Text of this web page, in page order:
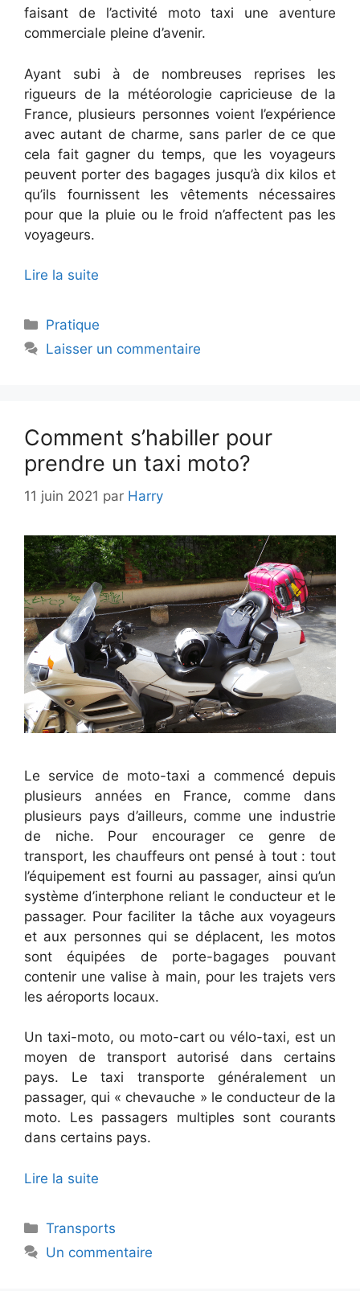
faisant de l’activité moto taxi une aventure
commerciale pleine d’avenir.
Ayant subi à de nombreuses reprises les
rigueurs de la météorologie capricieuse de la
France, plusieurs personnes voient l’expérience
avec autant de charme, sans parler de ce que
cela fait gagner du temps, que les voyageurs
peuvent porter des bagages jusqu’à dix kilos et
qu’ils fournissent les vêtements nécessaires
pour que la pluie ou le froid n’affectent pas les
voyageurs.
Lire la suite
Catégories
Pratique
Laisser un commentaire
Comment s’habiller pour
prendre un taxi moto?
11 juin 2021 par Harry
Le service de moto-taxi a commencé depuis
plusieurs années en France, comme dans
plusieurs pays d’ailleurs, comme une industrie
de niche. Pour encourager ce genre de
transport, les chauffeurs ont pensé à tout : tout
l’équipement est fourni au passager, ainsi qu’un
système d’interphone reliant le conducteur et le
passager. Pour faciliter la tâche aux voyageurs
et aux personnes qui se déplacent, les motos
sont équipées de porte-bagages pouvant
contenir une valise à main, pour les trajets vers
les aéroports locaux.
Un taxi-moto, ou moto-cart ou vélo-taxi, est un
moyen de transport autorisé dans certains
pays. Le taxi transporte généralement un
passager, qui « chevauche » le conducteur de la
moto. Les passagers multiples sont courants
dans certains pays.
Lire la suite
Catégories
Transports
Un commentaire